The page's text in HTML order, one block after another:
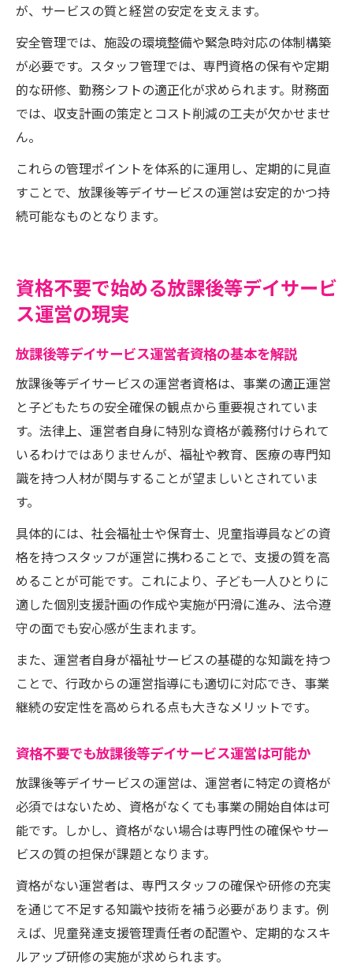
が、サービスの質と経営の安定を支えます。
安全管理では、施設の環境整備や緊急時対応の体制構築
が必要です。スタッフ管理では、専門資格の保有や定期
的な研修、勤務シフトの適正化が求められます。財務面
では、収支計画の策定とコスト削減の工夫が欠かせませ
ん。
これらの管理ポイントを体系的に運用し、定期的に見直
すことで、放課後等デイサービスの運営は安定的かつ持
続可能なものとなります。
資格不要で始める放課後等デイサービ
ス運営の現実
放課後等デイサービス運営者資格の基本を解説
放課後等デイサービスの運営者資格は、事業の適正運営
と子どもたちの安全確保の観点から重要視されていま
す。法律上、運営者自身に特別な資格が義務付けられて
いるわけではありませんが、福祉や教育、医療の専門知
識を持つ人材が関与することが望ましいとされていま
す。
具体的には、社会福祉士や保育士、児童指導員などの資
格を持つスタッフが運営に携わることで、支援の質を高
めることが可能です。これにより、子ども一人ひとりに
適した個別支援計画の作成や実施が円滑に進み、法令遵
守の面でも安心感が生まれます。
また、運営者自身が福祉サービスの基礎的な知識を持つ
ことで、行政からの運営指導にも適切に対応でき、事業
継続の安定性を高められる点も大きなメリットです。
資格不要でも放課後等デイサービス運営は可能か
放課後等デイサービスの運営は、運営者に特定の資格が
必須ではないため、資格がなくても事業の開始自体は可
能です。しかし、資格がない場合は専門性の確保やサー
ビスの質の担保が課題となります。
資格がない運営者は、専門スタッフの確保や研修の充実
を通じて不足する知識や技術を補う必要があります。例
えば、児童発達支援管理責任者の配置や、定期的なスキ
ルアップ研修の実施が求められます。